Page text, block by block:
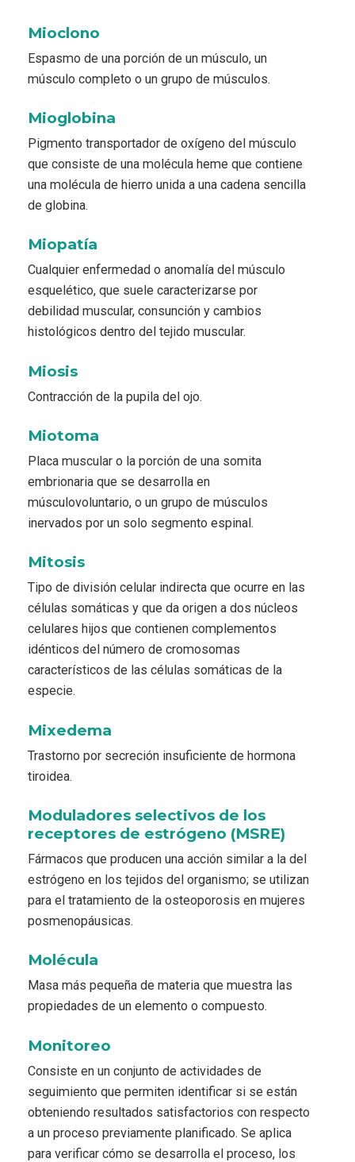
Mioclono
Espasmo de una porción de un músculo, un
músculo completo o un grupo de músculos.
Mioglobina
Pigmento transportador de oxígeno del músculo
que consiste de una molécula heme que contiene
una molécula de hierro unida a una cadena sencilla
de globina.
Miopatía
Cualquier enfermedad o anomalía del músculo
esquelético, que suele caracterizarse por
debilidad muscular, consunción y cambios
histológicos dentro del tejido muscular.
Miosis
Contracción de la pupila del ojo.
Miotoma
Placa muscular o la porción de una somita
embrionaria que se desarrolla en
músculovoluntario, o un grupo de músculos
inervados por un solo segmento espinal.
Mitosis
Tipo de división celular indirecta que ocurre en las
células somáticas y que da origen a dos núcleos
celulares hijos que contienen complementos
idénticos del número de cromosomas
característicos de las células somáticas de la
especie.
Mixedema
Trastorno por secreción insuficiente de hormona
tiroidea.
Moduladores selectivos de los
receptores de estrógeno (MSRE)
Fármacos que producen una acción similar a la del
estrógeno en los tejidos del organismo; se utilizan
para el tratamiento de la osteoporosis en mujeres
posmenopáusicas.
Molécula
Masa más pequeña de materia que muestra las
propiedades de un elemento o compuesto.
Monitoreo
Consiste en un conjunto de actividades de
seguimiento que permiten identificar si se están
obteniendo resultados satisfactorios con respecto
a un proceso previamente planificado. Se aplica
para verificar cómo se desarrolla el proceso, los